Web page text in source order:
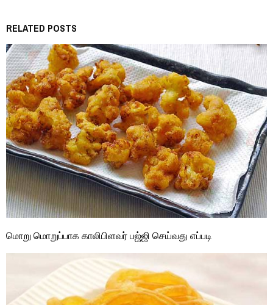
RELATED POSTS
மொறு மொறுப்பாக காலிபிளவர் பஜ்ஜி செய்வது எப்படி